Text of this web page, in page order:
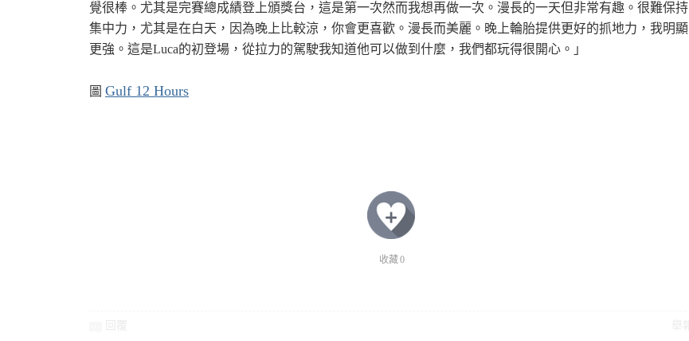
網
覺很棒。尤其是完賽總成績登上頒獎台，這是第一次然而我想再做一次。漫長的一天但非常有趣。很難保持
集中力，尤其是在白天，因為晚上比較涼，你會更喜歡。漫長而美麗。晚上輪胎提供更好的抓地力，我明顯
更強。這是Luca的初登場，從拉力的駕駛我知道他可以做到什麼，我們都玩得很開心。」
圖 Gulf 12 Hours
收藏0